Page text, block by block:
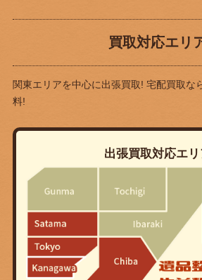
買取対応エリ
関東エリアを中心に出張買取! 宅配買取な
料!
出張買取対応エリ